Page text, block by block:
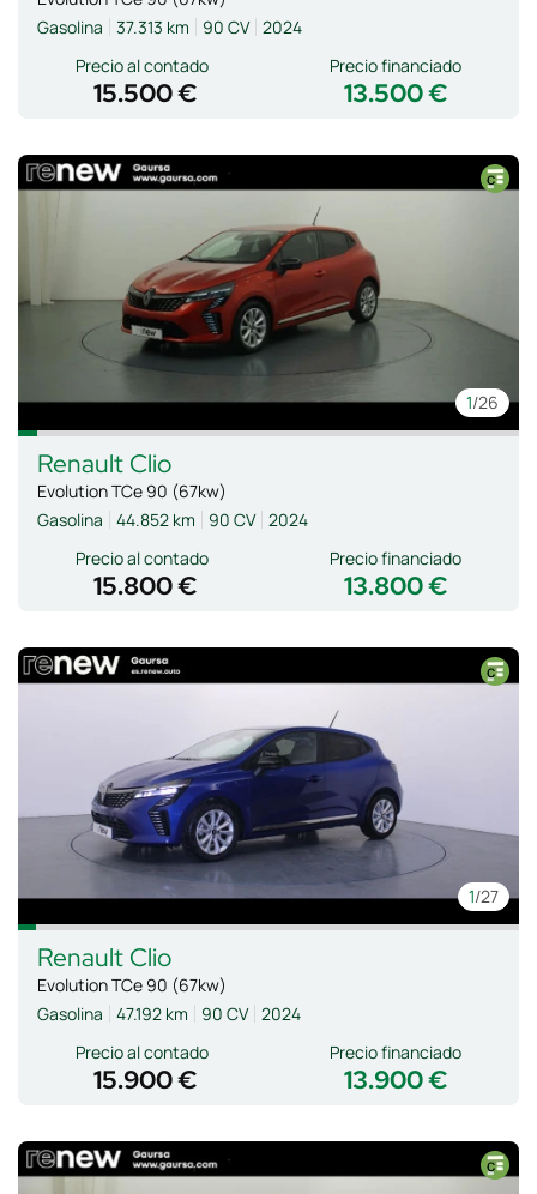
Gasolina
37.313 km 90 CV 2024
Precio al contado
15.500 € 13.500 €
Precio financiado
1/26
Renault Clio
Evolution TCe 90 (67kw)
Gasolina
44.852 km 90 CV 2024
Precio al contado
15.800 € 13.800 €
Precio financiado
1/27
Renault Clio
Evolution TCe 90 (67kw)
Gasolina
47.192 km 90 CV 2024
Precio al contado
15.900 € 13.900 €
Precio financiado